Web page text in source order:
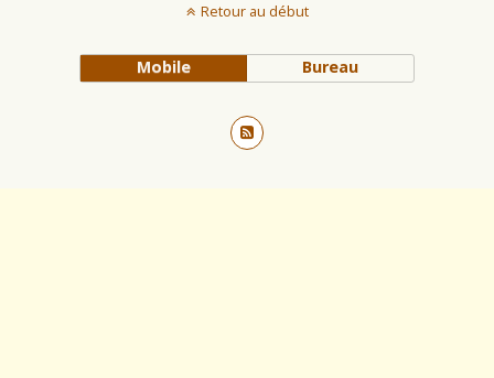
Retour au début
Mobile Bureau